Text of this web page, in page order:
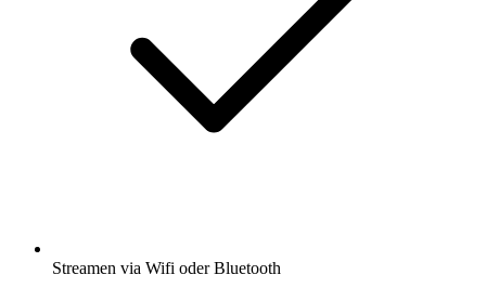
Streamen via Wifi oder Bluetooth